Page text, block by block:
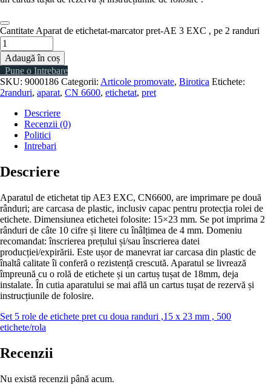
Cantitate Aparat de etichetat-marcator pret-AE 3 EXC , pe 2 randuri
Adaugă în coș
Pune o Intrebare
SKU: 9000186 Categorii: Articole promovate, Birotica Etichete:
2randuri, aparat, CN 6600, etichetat, pret
Descriere
Recenzii (0)
Politici
Intrebari
Descriere
Aparatul de etichetat tip AE3 EXC, CN6600, are imprimare pe două
rânduri; are carcasa de plastic, inclusiv capac pentru protecția rolei de
etichete. Dimensiunea etichetei folosite: 15×23 mm. Se pot imprima 2
rânduri de câte 10 cifre și litere cu înâlțimea de 4 mm. Domeniu
recomandat: înscrierea prețului și/sau înscrierea datei
producției/expirării. Este ușor de manevrat iar carcasa din plastic de
înaltâ calitate îi conferă o rezistență crescută. Aparatul se livrează
împreună cu o rolă de etichete și un cartuș tușat de 18mm, deja
instalate. În cutia aparatului se mai află un cartus tușat de rezervă și
instrucțiunile de folosire.
Set 5 role de etichete pret cu doua randuri ,15 x 23 mm , 500
etichete/rola
Recenzii
Nu există recenzii până acum.